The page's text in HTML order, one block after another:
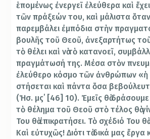
ἑπομένως ἐνεργεῖ ἐλεύθερα καὶ
τῶν πράξεών του, καὶ μάλιστα ὅταν
παρεμβάλει ἐμπόδια στὴν
βουλῆς τοῦ Θεοῦ, ἀνεξαρτήτως τοῦ
τὸ θέλει καὶ νὰ τὸ κατανοεῖ,
πραγμάτωσή της. Μέσα στὸν
ἐλεύθερο κόσμο τῶν ἀνθρώπων «ἡ
στήσεται καὶ πάντα ὅσα
(Ἡσ. μς΄ [46] 10). Ἐμεῖς θὰ δράσουμε
τὸ θέλημα τοῦ Θεοῦ στὸ τέλος θὰ
Του θὰ ἐπικρατήσει. Τὸ σχέδιό Του
Καὶ εὐτυχῶς! Διότι τὰ δικά μας